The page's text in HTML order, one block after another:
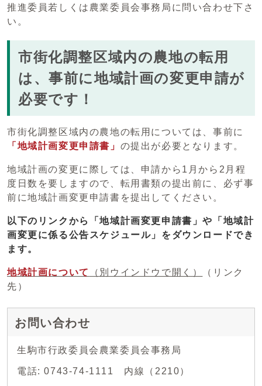
推進委員若しくは農業委員会事務局に問い合わせ下さ
い。
市街化調整区域内の農地の転用
は、事前に地域計画の変更申請が
必要です！
市街化調整区域内の農地の転用については、事前に
「地域計画変更申請書」 の提出が必要となります。
地域計画の変更に際しては、申請から1月から2月程
度日数を要しますので、転用書類の提出前に、必ず事
前に地域計画変更申請書を提出してください。
以下のリンクから「地域計画変更申請書」や「地域計
画変更に係る公告スケジュール」をダウンロードでき
ます。
地域計画について （別ウインドウで開く）
（リンク
先）
お問い合わせ
生駒市行政委員会農業委員会事務局
電話: 0743-74-1111 内線（2210）